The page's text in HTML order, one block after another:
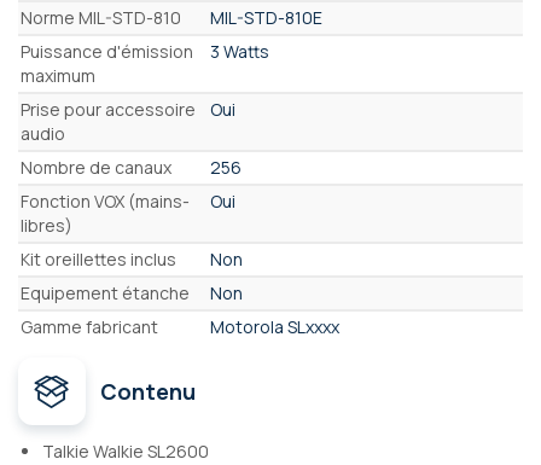
Norme MIL-STD-810
MIL-STD-810E
Puissance d'émission
maximum
3 Watts
Prise pour accessoire
audio
Oui
Nombre de canaux
256
Fonction VOX (mains-
libres)
Oui
Kit oreillettes inclus
Non
Equipement étanche
Non
Gamme fabricant
Motorola SLxxxx
Contenu
Talkie Walkie SL2600